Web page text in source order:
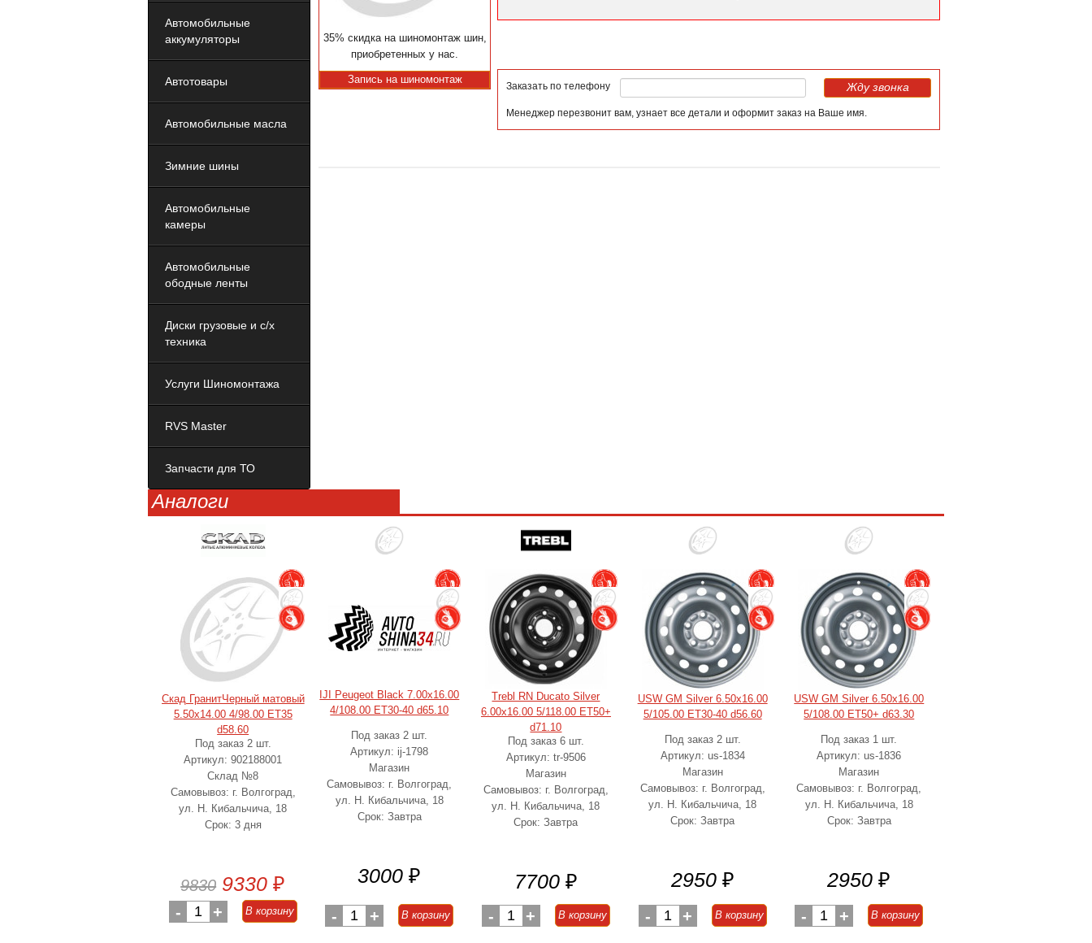
Автомобильные
аккумуляторы
Автотовары
Автомобильные масла
Зимние шины
Автомобильные
камеры
Автомобильные
ободные ленты
Диски грузовые и с/х
техника
Услуги Шиномонтажа
RVS Master
Запчасти для ТО
35% скидка на шиномонтаж шин,
приобретенных у нас.
Запись на шиномонтаж
Заказать по телефону Жду звонка
Менеджер перезвонит вам, узнает все детали и оформит заказ на Ваше имя.
Аналоги
Скад ГранитЧерный матовый
5.50x14.00 4/98.00 ET35
d58.60
Под заказ 2 шт.
Артикул: 902188001
Склад №8
Самовывоз: г. Волгоград,
ул. Н. Кибальчича, 18
Срок: 3 дня
9830 9330 ₽
- 1 + В корзину
IJI Peugeot Black 7.00x16.00
4/108.00 ET30-40 d65.10
Под заказ 2 шт.
Артикул: ij-1798
Магазин
Самовывоз: г. Волгоград,
ул. Н. Кибальчича, 18
Срок: Завтра
3000 ₽
- 1 + В корзину
Trebl RN Ducato Silver
6.00x16.00 5/118.00 ET50+
d71.10
Под заказ 6 шт.
Артикул: tr-9506
Магазин
Самовывоз: г. Волгоград,
ул. Н. Кибальчича, 18
Срок: Завтра
7700 ₽
- 1 + В корзину
USW GM Silver 6.50x16.00
5/105.00 ET30-40 d56.60
Под заказ 2 шт.
Артикул: us-1834
Магазин
Самовывоз: г. Волгоград,
ул. Н. Кибальчича, 18
Срок: Завтра
2950 ₽
- 1 + В корзину
USW GM Silver 6.50x16.00
5/108.00 ET50+ d63.30
Под заказ 1 шт.
Артикул: us-1836
Магазин
Самовывоз: г. Волгоград,
ул. Н. Кибальчича, 18
Срок: Завтра
2950 ₽
- 1 + В корзину